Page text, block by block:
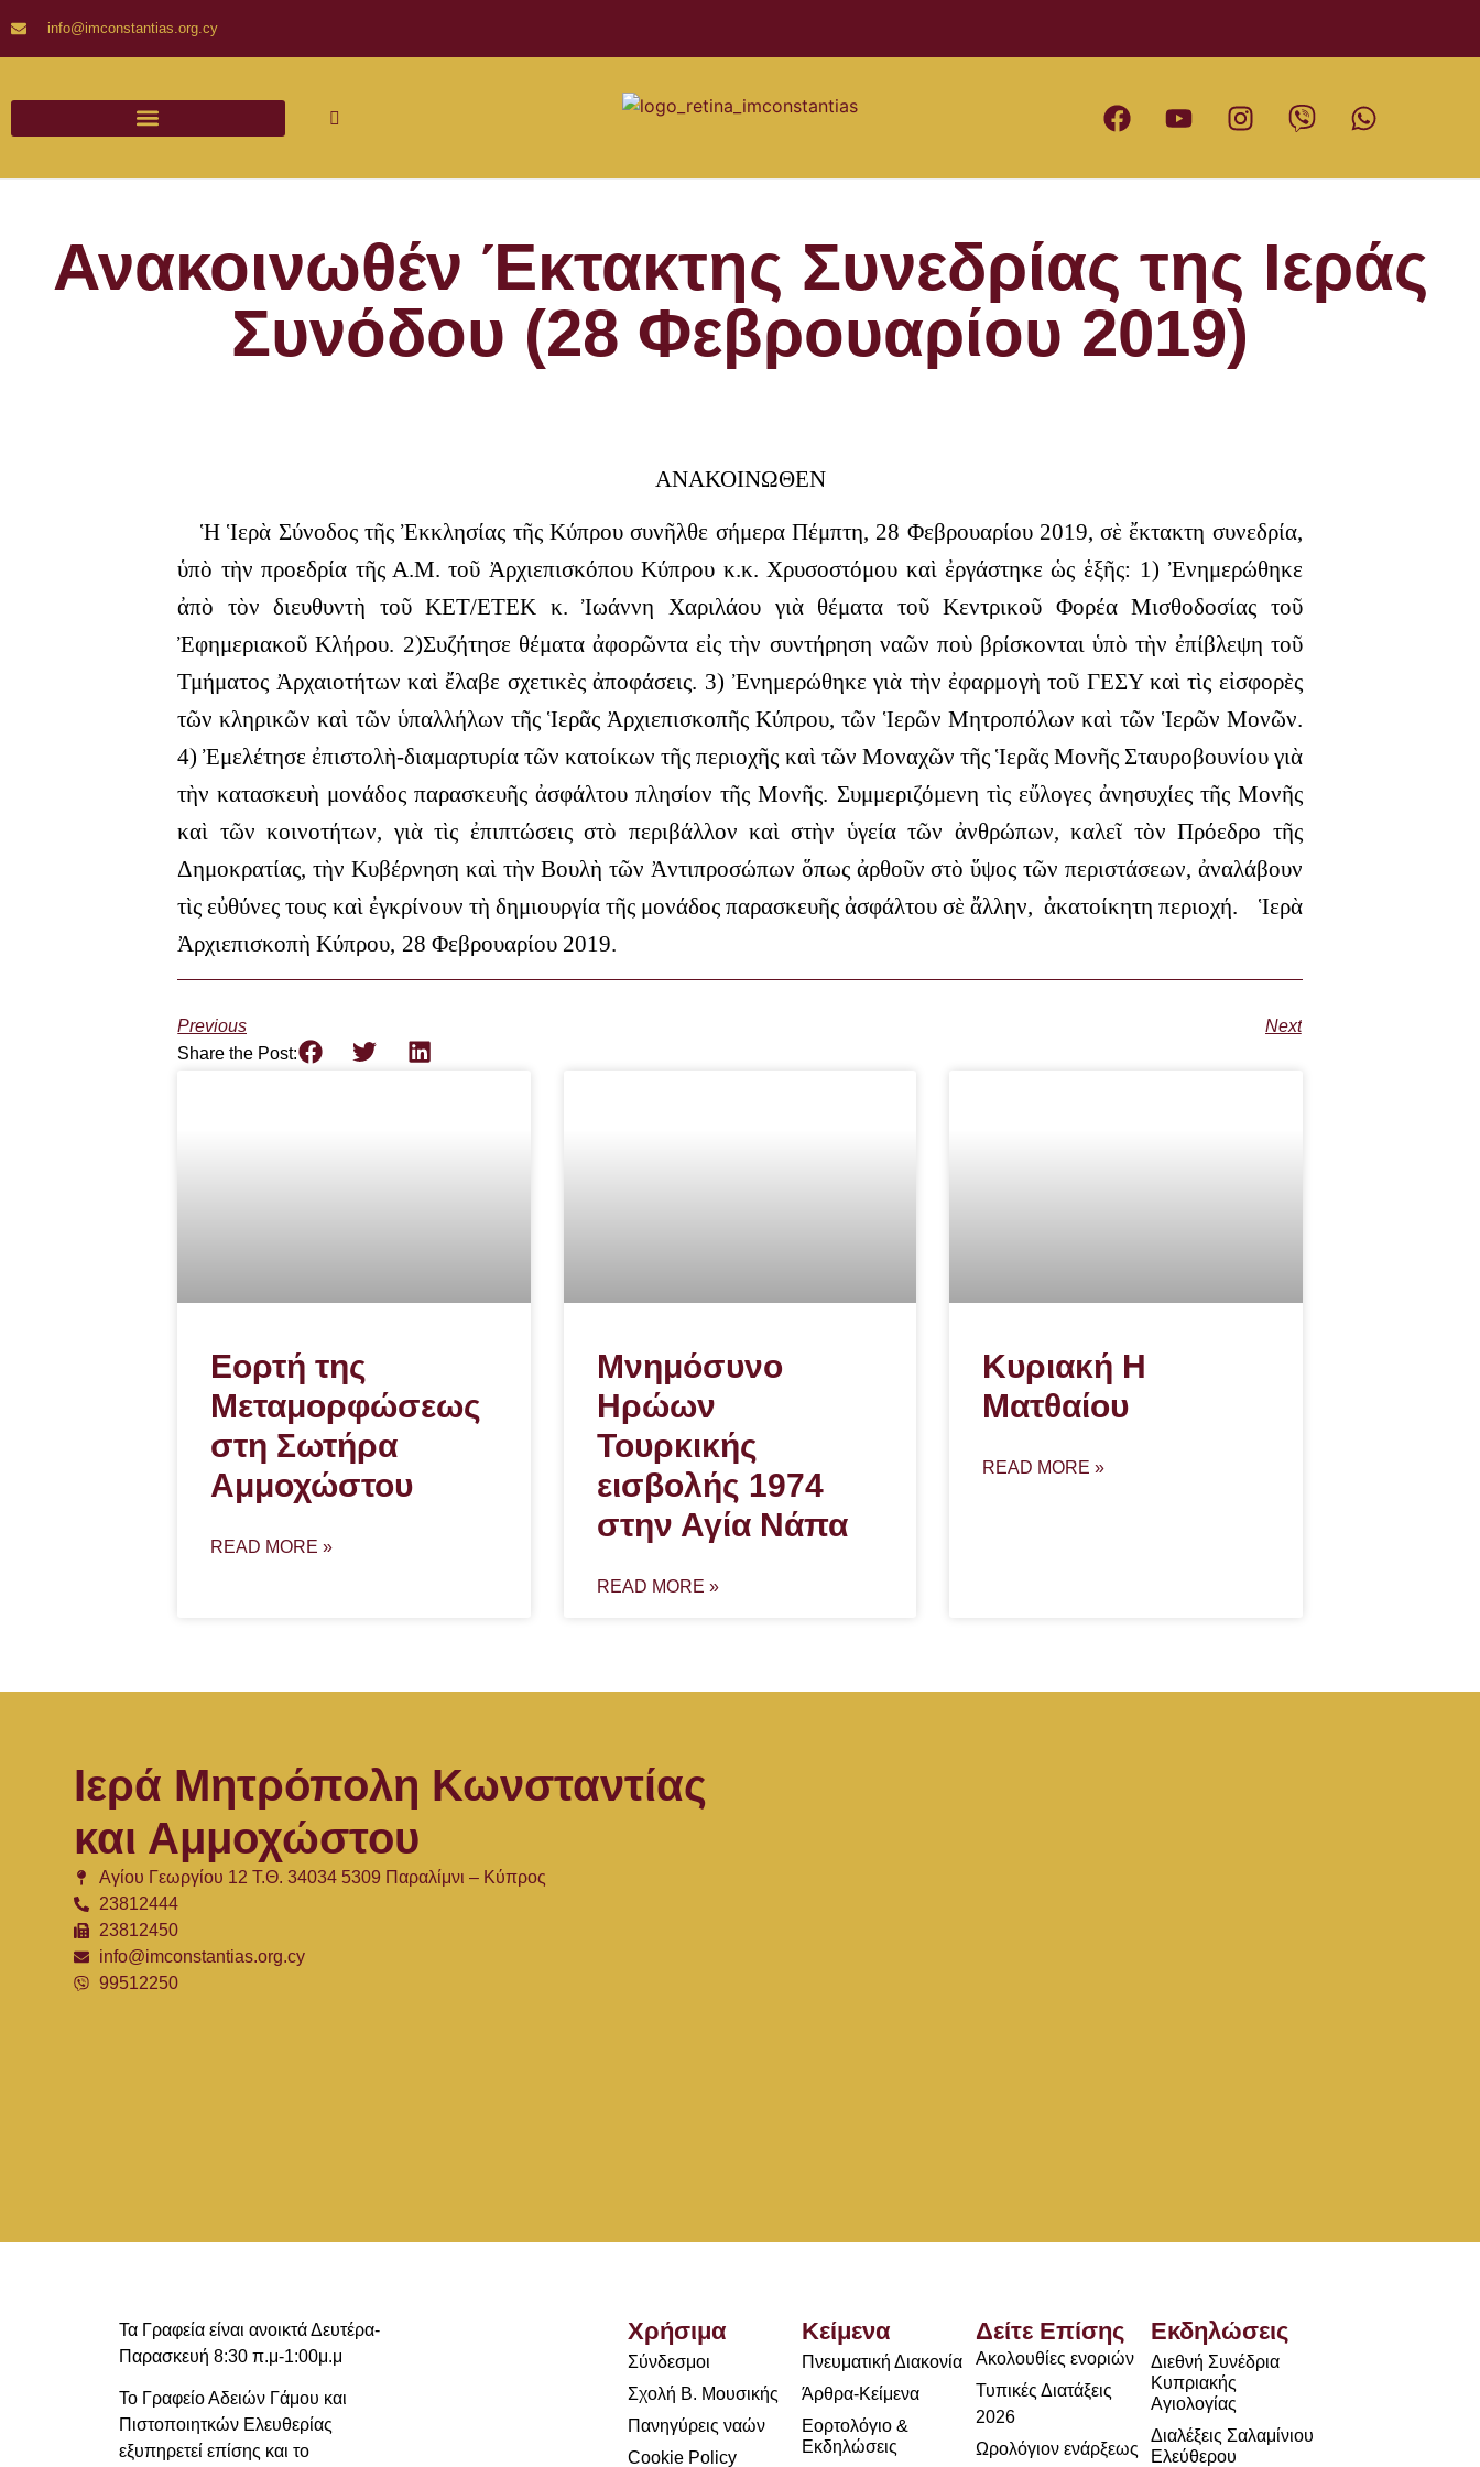
info@imconstantias.org.cy
Ανακοινωθέν Έκτακτης Συνεδρίας της Ιεράς
Συνόδου (28 Φεβρουαρίου 2019)
ΑΝΑΚΟΙΝΩΘΕΝ
Ἡ Ἱερὰ Σύνοδος τῆς Ἐκκλησίας τῆς Κύπρου συνῆλθε σήμερα Πέμπτη, 28 Φεβρουαρίου 2019, σὲ ἔκτακτη συνεδρία,
ὑπὸ τὴν προεδρία τῆς Α.Μ. τοῦ Ἀρχιεπισκόπου Κύπρου κ.κ. Χρυσοστόμου καὶ ἐργάστηκε ὡς ἑξῆς: 1) Ἐνημερώθηκε
ἀπὸ τὸν διευθυντὴ τοῦ ΚΕΤ/ΕΤΕΚ κ. Ἰωάννη Χαριλάου γιὰ θέματα τοῦ Κεντρικοῦ Φορέα Μισθοδοσίας τοῦ
Ἐφημεριακοῦ Κλήρου. 2)Συζήτησε θέματα ἀφορῶντα εἰς τὴν συντήρηση ναῶν ποὺ βρίσκονται ὑπὸ τὴν ἐπίβλεψη τοῦ
Τμήματος Ἀρχαιοτήτων καὶ ἔλαβε σχετικὲς ἀποφάσεις. 3) Ἐνημερώθηκε γιὰ τὴν ἐφαρμογὴ τοῦ ΓΕΣΥ καὶ τὶς εἰσφορὲς
τῶν κληρικῶν καὶ τῶν ὑπαλλήλων τῆς Ἱερᾶς Ἀρχιεπισκοπῆς Κύπρου, τῶν Ἱερῶν Μητροπόλων καὶ τῶν Ἱερῶν Μονῶν.
4) Ἐμελέτησε ἐπιστολὴ-διαμαρτυρία τῶν κατοίκων τῆς περιοχῆς καὶ τῶν Μοναχῶν τῆς Ἱερᾶς Μονῆς Σταυροβουνίου γιὰ
τὴν κατασκευὴ μονάδος παρασκευῆς ἀσφάλτου πλησίον τῆς Μονῆς. Συμμεριζόμενη τὶς εὔλογες ἀνησυχίες τῆς Μονῆς
καὶ τῶν κοινοτήτων, γιὰ τὶς ἐπιπτώσεις στὸ περιβάλλον καὶ στὴν ὑγεία τῶν ἀνθρώπων, καλεῖ τὸν Πρόεδρο τῆς
Δημοκρατίας, τὴν Κυβέρνηση καὶ τὴν Βουλὴ τῶν Ἀντιπροσώπων ὅπως ἀρθοῦν στὸ ὕψος τῶν περιστάσεων, ἀναλάβουν
τὶς εὐθύνες τους καὶ ἐγκρίνουν τὴ δημιουργία τῆς μονάδος παρασκευῆς ἀσφάλτου σὲ ἄλλην, ἀκατοίκητη περιοχή.
Ἱερὰ
Ἀρχιεπισκοπὴ Κύπρου, 28 Φεβρουαρίου 2019.
Previous
Next
Share the Post:
Εορτή της
Μεταμορφώσεως
στη Σωτήρα
Αμμοχώστου
READ MORE »
Μνημόσυνο
Ηρώων
Τουρκικής
εισβολής 1974
στην Αγία Νάπα
READ MORE »
Κυριακή Η
Ματθαίου
READ MORE »
Ιερά Μητρόπολη Κωνσταντίας
και Αμμοχώστου
Αγίου Γεωργίου 12 Τ.Θ. 34034 5309 Παραλίμνι – Κύπρος
23812444
23812450
info@imconstantias.org.cy
99512250
Τα Γραφεία είναι ανοικτά Δευτέρα-
Παρασκευή 8:30 π.μ-1:00μ.μ
Το Γραφείο Αδειών Γάμου και
Πιστοποιητκών Ελευθερίας
εξυπηρετεί επίσης και το
Χρήσιμα
Σύνδεσμοι
Σχολή Β. Μουσικής
Πανηγύρεις ναών
Cookie Policy
Κείμενα
Πνευματική Διακονία
Άρθρα-Κείμενα
Εορτολόγιο &
Εκδηλώσεις
Δείτε Επίσης
Ακολουθίες ενοριών
Τυπικές Διατάξεις
2026
Ωρολόγιον ενάρξεως
Εκδηλώσεις
Διεθνή Συνέδρια
Κυπριακής
Αγιολογίας
Διαλέξεις Σαλαμίνιου
Ελεύθερου